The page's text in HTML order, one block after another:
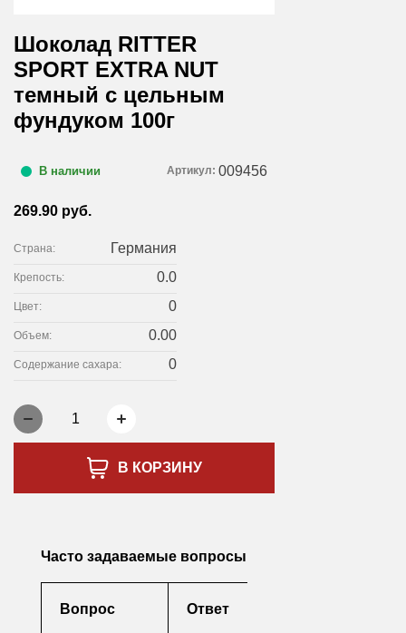
Шоколад RITTER
SPORT EXTRA NUT
темный с цельным
фундуком 100г
В наличии Артикул: 009456
269.90 руб.
Страна: Германия
Крепость: 0.0
Цвет: 0
Объем: 0.00
Содержание сахара: 0
1
В КОРЗИНУ
Часто задаваемые вопросы
Вопрос Ответ